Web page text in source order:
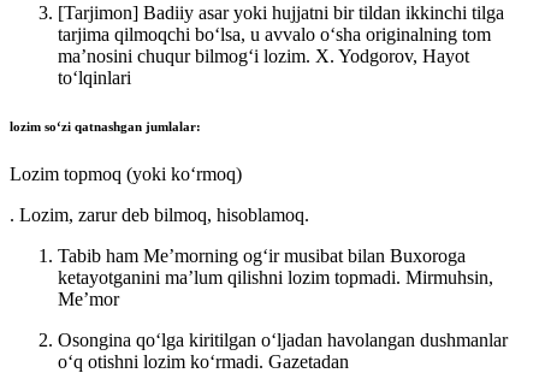
[Tarjimon] Badiiy asar yoki hujjatni bir tildan ikkinchi tilga
tarjima qilmoqchi boʻlsa, u avvalo oʻsha originalning tom
maʼnosini chuqur bilmogʻi lozim. X. Yodgorov, Hayot
toʻlqinlari
lozim soʻzi qatnashgan jumlalar:
Lozim topmoq (yoki koʻrmoq)
. Lozim, zarur deb bilmoq, hisoblamoq.
Tabib ham Meʼmorning ogʻir musibat bilan Buxoroga
ketayotganini maʼlum qilishni lozim topmadi. Mirmuhsin,
Meʼmor
Osongina qoʻlga kiritilgan oʻljadan havolangan dushmanlar
oʻq otishni lozim koʻrmadi. Gazetadan